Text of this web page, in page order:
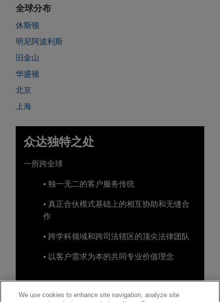
全球分布
休斯顿
明尼阿波利斯
旧金山
华盛顿
北京
上海
众达独特之处
一所跨全球
• 独一无二的客户服务传统
• 真正合伙模式基础上的相互协助和无缝合
作
• 跨学科领域和跨司法辖区的顶尖法律团队
• 以客户需求为本的共同专业价值理念
We use cookies to enhance site navigation, analyze site